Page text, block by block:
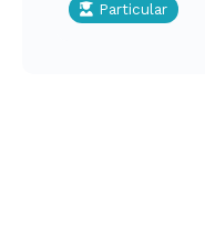
Particular